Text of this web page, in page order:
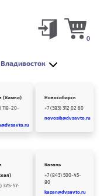
Владивосток
0
(Химки)
118-20-
Новосибирск
+7 (383) 312 02 60
novosib@dvsavto.ru
325-57-
Казань
+7 (843) 500-45-
80
kazan@dvsavto.ru